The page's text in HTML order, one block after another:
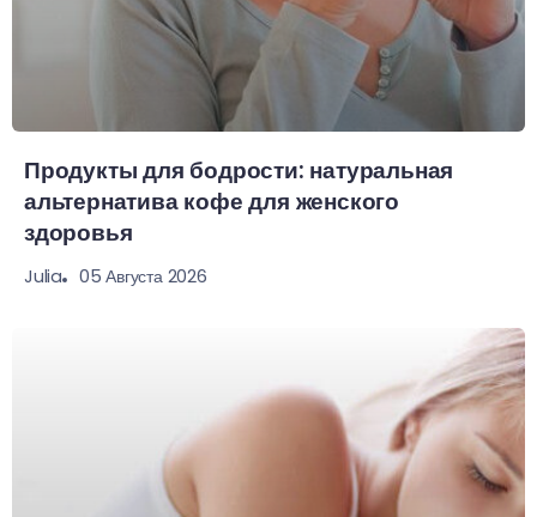
Продукты для бодрости: натуральная
альтернатива кофе для женского
здоровья
Julia 05 Августа 2026